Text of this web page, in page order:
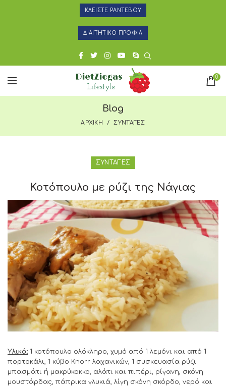
ΚΛΕΙΣΤΕ ΡΑΝΤΕΒΟΥ
ΔΙΑΙΤΗΤΙΚΟ ΠΡΟΦΙΛ
0
Blog
ΑΡΧΙΚΗ ΣΥΝΤΑΓΕΣ
ΣΥΝΤΑΓΕΣ
Κοτόπουλο με ρύζι της Νάγιας
Υλικά: 1 κοτόπουλο ολόκληρο, χυμό από 1 λεμόνι και από 1
πορτοκάλι, 1 κύβο Knorr λαχανικών, 1 συσκευασία ρύζι
μπασμάτι ή μακρύκοκκο, αλάτι και πιπέρι, ρίγανη, σκόνη
μουστάρδας, πάπρικα γλυκιά, λίγη σκόνη σκόρδο, νερό και